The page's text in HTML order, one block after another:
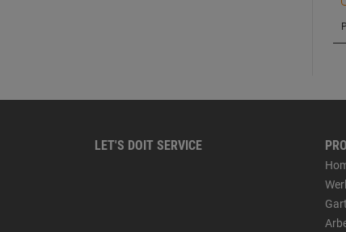
LET'S DOIT SERVICE